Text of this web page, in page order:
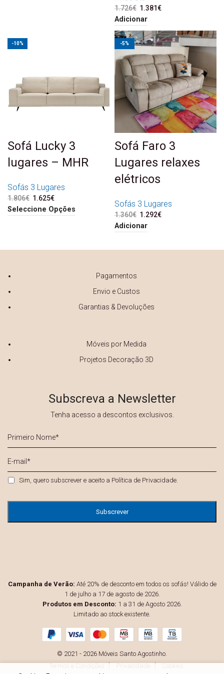
1.726€ O preço original era:
1.726€.
1.381€
Adicionar
-10%
Sofá Lucky 3
lugares – MHR
Sofás 3 Lugares
1.806€ O preço original era:
1.806€.
1.625€
1.625€.
Seleccione Opções
-5%
Sofá Faro 3
Lugares relaxes
elétricos
Sofás 3 Lugares
1.360€ O preço original era:
1.360€.
1.292€
Adicionar
Pagamentos
Envio e Custos
Garantias & Devoluções
Móveis por Medida
Projetos Decoração 3D
Subscreva a Newsletter
Tenha acesso a descontos exclusivos.
Nome
*
mail
Privacidade *
Sim, quero subscrever e aceito a Política de Privacidade.
Campanha de Verão: Até 20% de desconto em todos os sofás! Válido de
1 de julho a 17 de agosto de 2026.
Produtos em Desconto: 1 a 31 de Agosto 2026.
Limitado ao stock existente.
© 2021 - 2026 Móveis Santo Agostinho.